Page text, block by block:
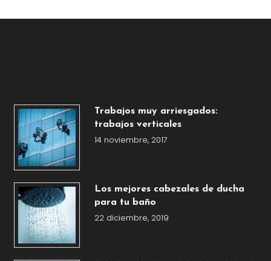
Trabajos muy arriesgados:
trabajos verticales
14 noviembre, 2017
Los mejores cabezales de ducha
para tu baño
22 diciembre, 2019